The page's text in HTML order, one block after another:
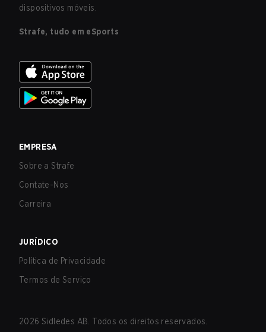
dispositivos móveis.
Strafe, tudo em eSports
EMPRESA
Sobre a Strafe
Contate-Nos
Carreira
JURÍDICO
Política de Privacidade
Termos de Serviço
2026 Sidledes AB. Todos os direitos reservados.